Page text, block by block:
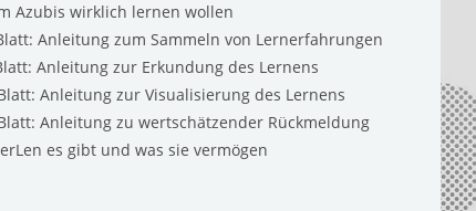
Azubis wirklich lernen wollen
Anleitung zum Sammeln von Lernerfahrungen
Anleitung zur Erkundung des Lernens
Anleitung zur Visualisierung des Lernens
Anleitung zu wertschätzender Rückmeldung
es gibt und was sie vermögen